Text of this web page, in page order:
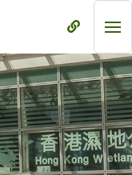
流
式
目
录
流
动
式
目
录